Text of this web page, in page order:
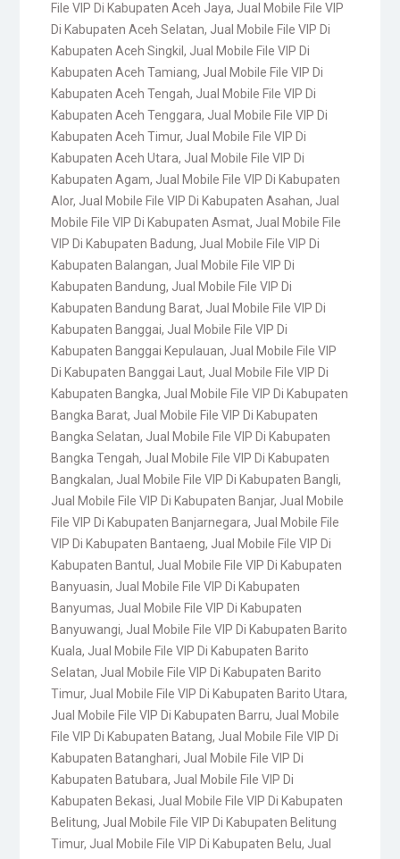
File VIP Di Kabupaten Aceh Jaya, Jual Mobile File VIP
Di Kabupaten Aceh Selatan, Jual Mobile File VIP Di
Kabupaten Aceh Singkil , Jual Mobile File VIP Di
Kabupaten Aceh Tamiang, Jual Mobile File VIP Di
Kabupaten Aceh Tengah, Jual Mobile File VIP Di
Kabupaten Aceh Tenggara, Jual Mobile File VIP Di
Kabupaten Aceh Timur, Jual Mobile File VIP Di
Kabupaten Aceh Utara, Jual Mobile File VIP Di
Kabupaten Agam, Jual Mobile File VIP Di Kabupaten
Alor, Jual Mobile File VIP Di Kabupaten Asahan, Jual
Mobile File VIP Di Kabupaten Asmat, Jual Mobile File
VIP Di Kabupaten Badung, Jual Mobile File VIP Di
Kabupaten Balangan, Jual Mobile File VIP Di
Kabupaten Bandung, Jual Mobile File VIP Di
Kabupaten Bandung Barat, Jual Mobile File VIP Di
Kabupaten Banggai, Jual Mobile File VIP Di
Kabupaten Banggai Kepulauan, Jual Mobile File VIP
Di Kabupaten Banggai Laut, Jual Mobile File VIP Di
Kabupaten Bangka, Jual Mobile File VIP Di Kabupaten
Bangka Barat, Jual Mobile File VIP Di Kabupaten
Bangka Selatan, Jual Mobile File VIP Di Kabupaten
Bangka Tengah, Jual Mobile File VIP Di Kabupaten
Bangkalan, Jual Mobile File VIP Di Kabupaten Bangli,
Jual Mobile File VIP Di Kabupaten Banjar, Jual Mobile
File VIP Di Kabupaten Banjarnegara, Jual Mobile File
VIP Di Kabupaten Bantaeng, Jual Mobile File VIP Di
Kabupaten Bantul , Jual Mobile File VIP Di Kabupaten
Banyuasin, Jual Mobile File VIP Di Kabupaten
Banyumas, Jual Mobile File VIP Di Kabupaten
Banyuwangi, Jual Mobile File VIP Di Kabupaten Barito
Kuala, Jual Mobile File VIP Di Kabupaten Barito
Selatan, Jual Mobile File VIP Di Kabupaten Barito
Timur, Jual Mobile File VIP Di Kabupaten Barito Utara,
Jual Mobile File VIP Di Kabupaten Barru, Jual Mobile
File VIP Di Kabupaten Batang, Jual Mobile File VIP Di
Kabupaten Batanghari, Jual Mobile File VIP Di
Kabupaten Batubara, Jual Mobile File VIP Di
Kabupaten Bekasi, Jual Mobile File VIP Di Kabupaten
Belitung, Jual Mobile File VIP Di Kabupaten Belitung
Timur, Jual Mobile File VIP Di Kabupaten Belu, Jual